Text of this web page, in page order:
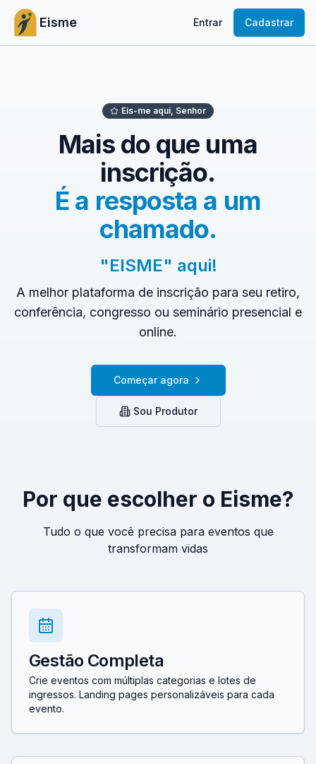
Eisme Entrar Cadastrar
Eis-me aqui, Senhor
Mais do que uma
inscrição.
É a resposta a um
chamado.
"EISME" aqui!
A melhor plataforma de inscrição para seu retiro,
conferência, congresso ou seminário presencial e
online.
Começar agora
Sou Produtor
Por que escolher o Eisme?
Tudo o que você precisa para eventos que
transformam vidas
Gestão Completa
Crie eventos com múltiplas categorias e lotes de
ingressos. Landing pages personalizáveis para cada
evento.